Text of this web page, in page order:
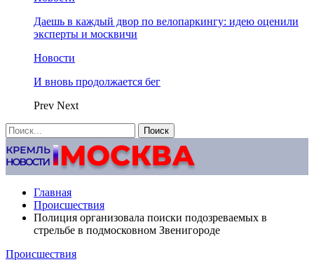
Даешь в каждый двор по велопаркингу: идею оценили
эксперты и москвичи
Новости
И вновь продолжается бег
Prev Next
Главная
Происшествия
Полиция организовала поиски подозреваемых в
стрельбе в подмосковном Звенигороде
Происшествия